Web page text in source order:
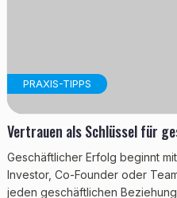
PRAXIS-TIPPS
Vertrauen als Schlüssel für
Geschäftlicher Erfolg beginnt
Investor, Co-Founder oder
jeden geschäftlichen